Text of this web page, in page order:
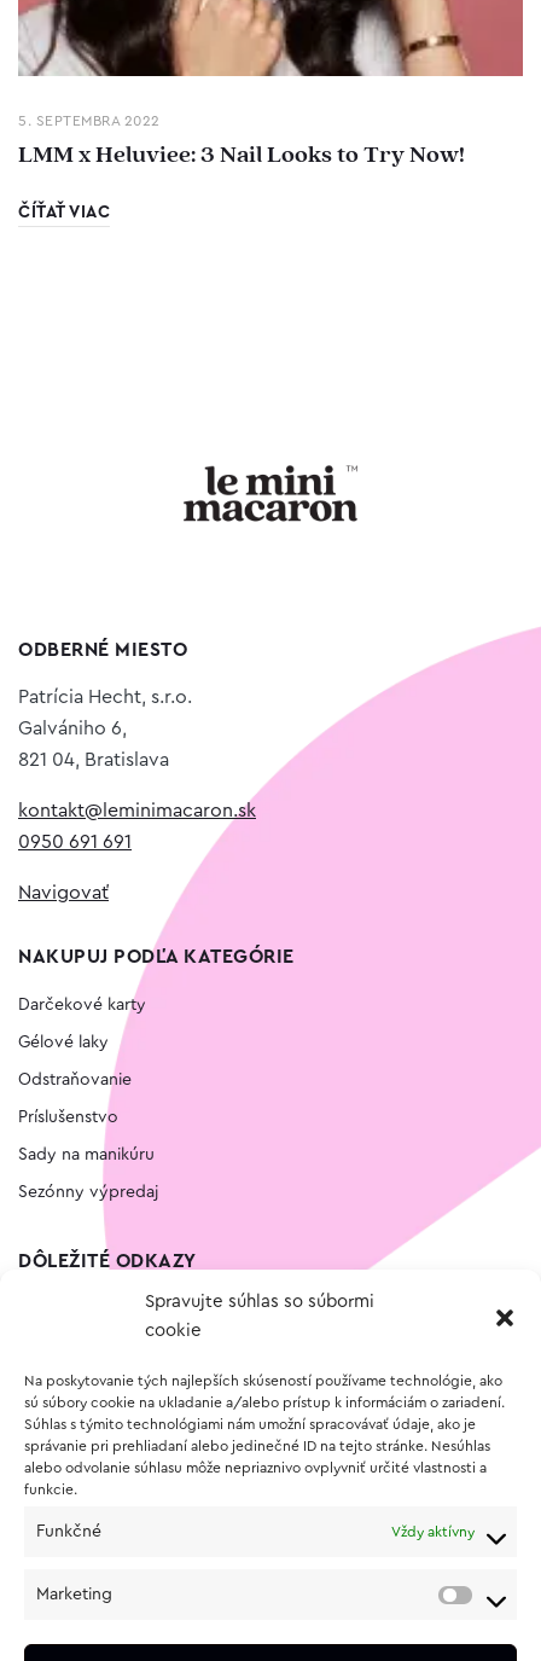
Spravujte súhlas so súbormi
cookie
Na poskytovanie tých najlepších skúseností používame technológie, ako
sú súbory cookie na ukladanie a/alebo prístup k informáciám o zariadení.
Súhlas s týmito technológiami nám umožní spracovávať údaje, ako je
správanie pri prehliadaní alebo jedinečné ID na tejto stránke. Nesúhlas
alebo odvolanie súhlasu môže nepriaznivo ovplyvniť určité vlastnosti a
funkcie.
Funkčné Vždy aktívny
Marketing
5. SEPTEMBRA 2022
LMM x Heluviee: 3 Nail Looks to Try Now!
ČÍŤAŤ VIAC
ODBERNÉ MIESTO
Patrícia Hecht, s.r.o.
Galvániho 6,
821 04, Bratislava
kontakt@leminimacaron.sk
0950 691 691
Navigovať
NAKUPUJ PODĽA KATEGÓRIE
Darčekové karty
Gélové laky
Odstraňovanie
Príslušenstvo
Sady na manikúru
Sezónny výpredaj
DÔLEŽITÉ ODKAZY
Vernostný program
O NÁKUPE
Vrátenie a reklamácia tovaru